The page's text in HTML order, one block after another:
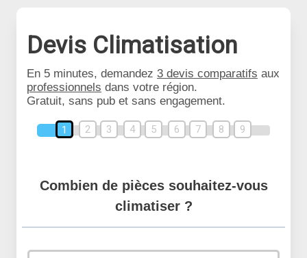
Devis Climatisation
En 5 minutes, demandez 3 devis comparatifs aux
professionnels dans votre région.
Gratuit, sans pub et sans engagement.
1 2 3 4 5 6 7 8 9
Combien de pièces souhaitez-vous
climatiser ?